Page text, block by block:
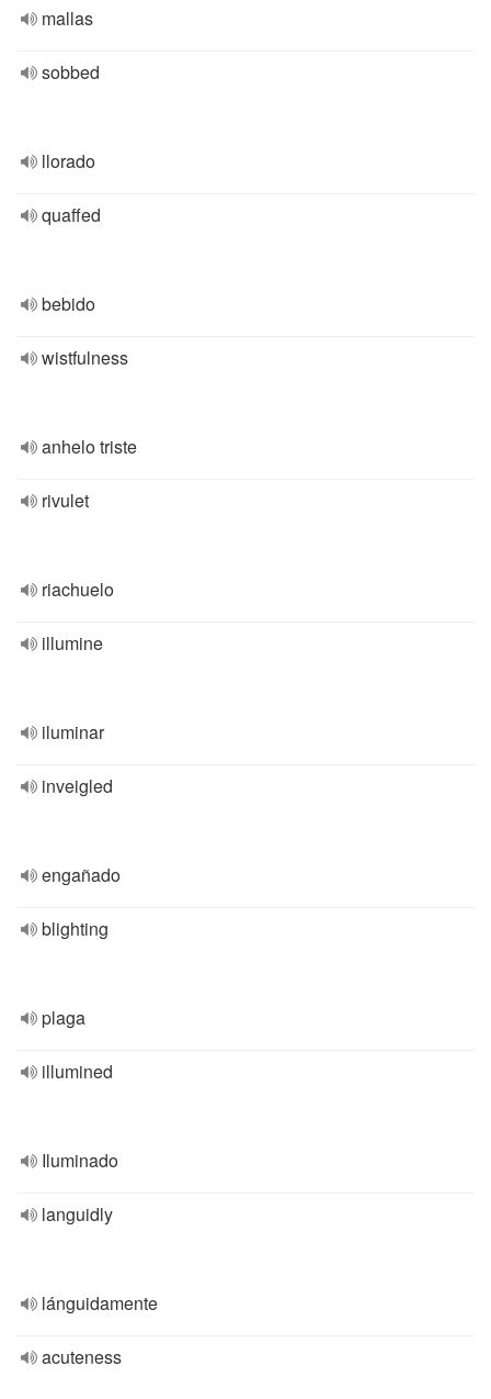
mallas
sobbed
llorado
quaffed
bebido
wistfulness
anhelo triste
rivulet
riachuelo
illumine
iluminar
inveigled
engañado
blighting
plaga
illumined
Iluminado
languidly
lánguidamente
acuteness